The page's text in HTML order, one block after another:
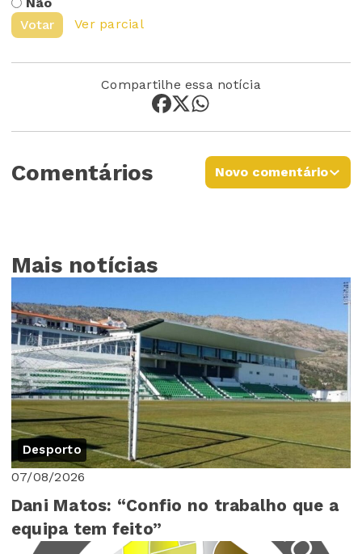
Votar
Ver parcial
Compartilhe essa notícia
Comentários Novo comentário
Mais notícias
Desporto
07/08/2026
Dani Matos: “Confio no trabalho que a
equipa tem feito”